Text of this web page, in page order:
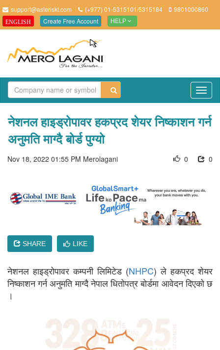
support@asteriskt.com (+977) 01-5315101/5315184 9801000860
ENGLISH Create Free Account HELP
नेशनल हाइड्रोपावर हकप्रद शेयर निष्काशन गर्न
अनुमति माग्दै बोर्ड पुग्यो
Nov 18, 2022 01:55 PM Merolagani 0
0
SHARE LIKE
नेशनल हाइड्रोपावर कम्पनी लिमिटेड (NHPC) ले हकप्रद शेयर
निष्काशन गर्न अनुमति माग्दै नेपाल धितोपत्र बोर्डमा आवेदन दिएको छ
।